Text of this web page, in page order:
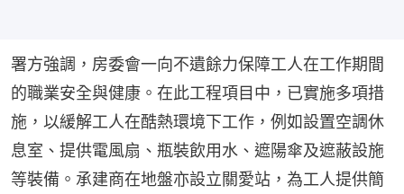
署方強調，房委會一向不遺餘力保障工人在工作期間
的職業安全與健康。在此工程項目中，已實施多項措
施，以緩解工人在酷熱環境下工作，例如設置空調休
息室、提供電風扇、瓶裝飲用水、遮陽傘及遮蔽設施
等裝備。承建商在地盤亦設立關愛站，為工人提供簡